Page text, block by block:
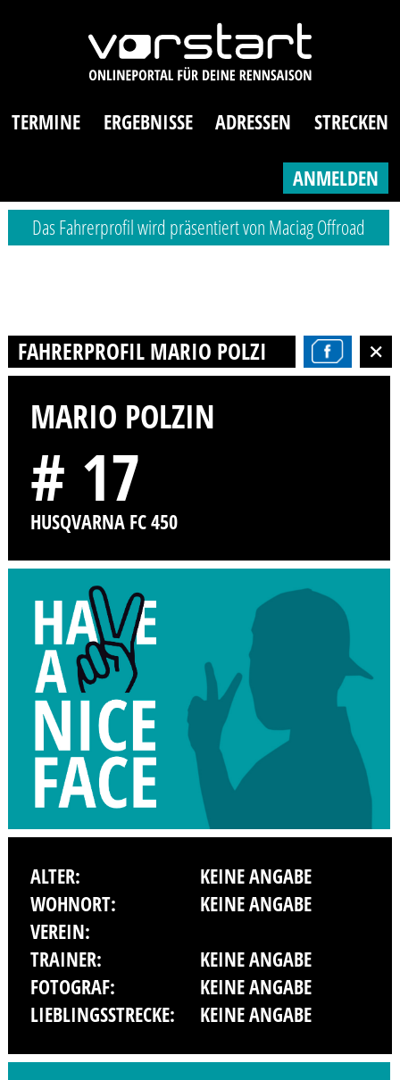
TERMINE ERGEBNISSE ADRESSEN STRECKEN
ANMELDEN
Das Fahrerprofil wird präsentiert von Maciag Offroad
FAHRERPROFIL MARIO POLZIN
MARIO POLZIN
# 17
HUSQVARNA FC 450
ALTER:
KEINE ANGABE
WOHNORT:
KEINE ANGABE
VEREIN:
TRAINER:
KEINE ANGABE
FOTOGRAF:
KEINE ANGABE
LIEBLINGSSTRECKE:
KEINE ANGABE